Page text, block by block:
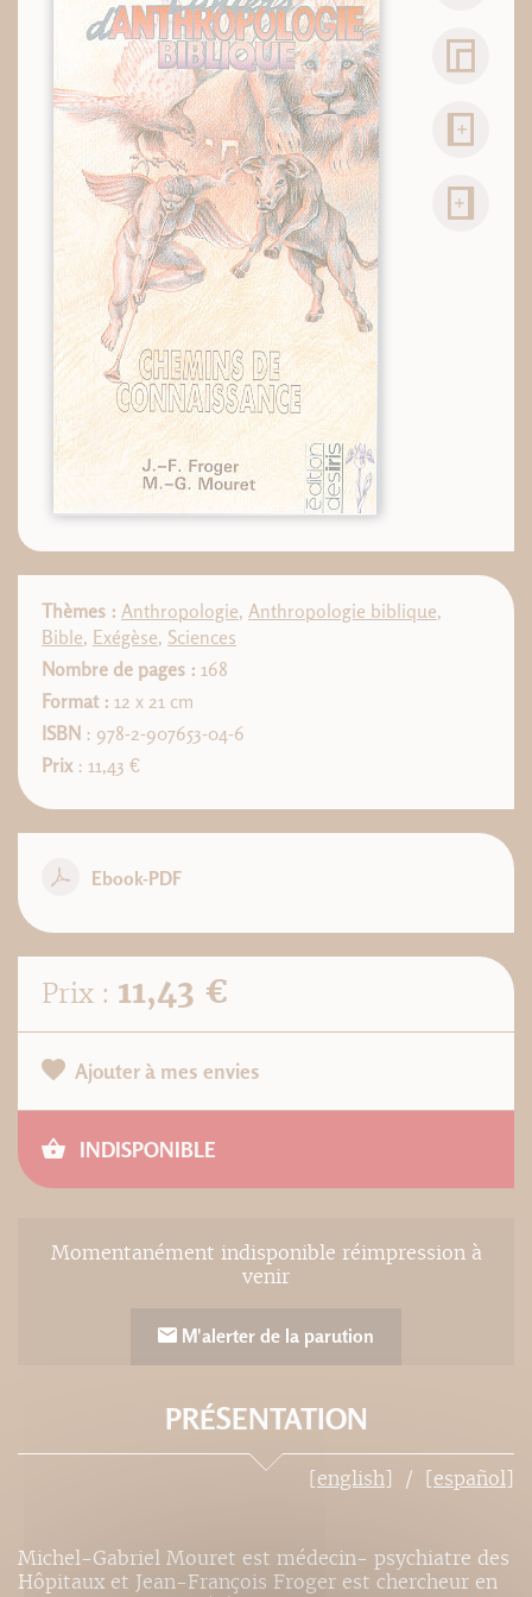
Thèmes : Anthropologie, Anthropologie biblique,
Bible, Exégèse, Sciences
Nombre de pages : 168
Format : 12 x 21 cm
ISBN : 978-2-907653-04-6
Prix : 11,43 €
Ebook-PDF
Prix : 11,43 €
Ajouter à mes envies
INDISPONIBLE
Momentanément indisponible réimpression à
venir
M'alerter de la parution
PRÉSENTATION
[english] [español]
Michel-Gabriel Mouret est médecin- psychiatre des
Hôpitaux et Jean-François Froger est chercheur en